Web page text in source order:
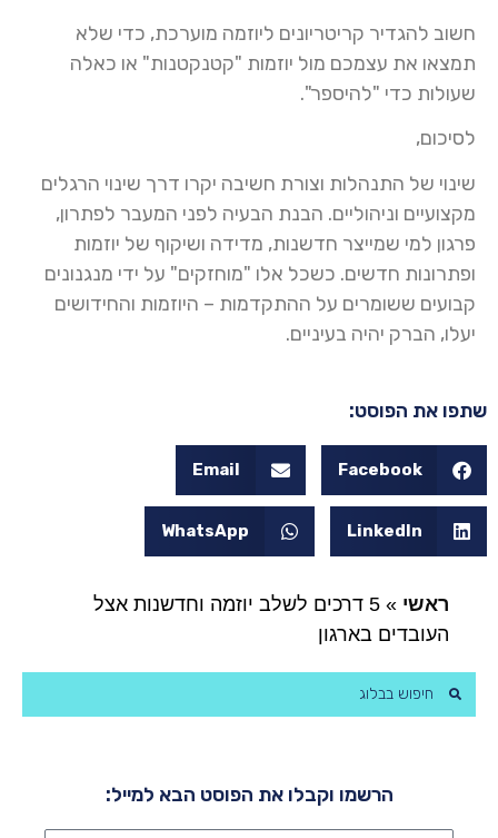
ראשי »
5 דרכים לשלב יוזמה וחדשנות אצל
העובדים בארגון
הרשמו וקבלו את הפוסט הבא למייל:
חשוב להגדיר קריטריונים ליוזמה מוערכת, כדי שלא
תמצאו את עצמכם מול יוזמות "קטנקטנות" או כאלה
שעולות כדי "להיספר".
לסיכום,
שינוי של התנהלות וצורת חשיבה יקרו דרך שינוי הרגלים
מקצועיים וניהוליים. הבנת הבעיה לפני המעבר לפתרון,
פרגון למי שמייצר חדשנות, מדידה ושיקוף של יוזמות
ופתרונות חדשים. כשכל אלו "מוחזקים" על ידי מנגנונים
קבועים ששומרים על ההתקדמות – היוזמות והחידושים
יעלו, הברק יהיה בעיניים.
שתפו את הפוסט:
Facebook
Email
LinkedIn
WhatsApp